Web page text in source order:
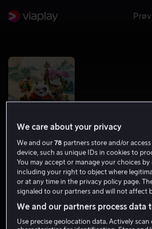
Kung Fu Panda 4
Familiefilm
HD
We care about your privacy
We and our78 partners store and/or
device, such as unique IDs in cookies to
You may accept or manage your choices by
including your right to object where
or at any time in the privacy policy page.
signaled to our partners and will not affect
We and our partners process data
Use precise geolocation data. Actively scan